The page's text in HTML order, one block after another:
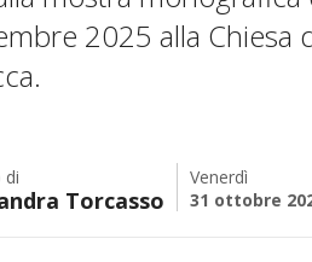
2025 alla Chiesa
di
Torcasso
Venerdì
31 ottobre